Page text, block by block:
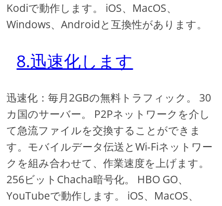
Kodiで動作します。 iOS、MacOS、
Windows、Androidと互換性があります。
8.迅速化します
迅速化：毎月2GBの無料トラフィック。 30
カ国のサーバー。 P2Pネットワークを介し
て急流ファイルを交換することができま
す。モバイルデータ伝送とWi-Fiネットワー
クを組み合わせて、作業速度を上げます。
256ビットChacha暗号化。 HBO GO、
YouTubeで動作します。 iOS、MacOS、